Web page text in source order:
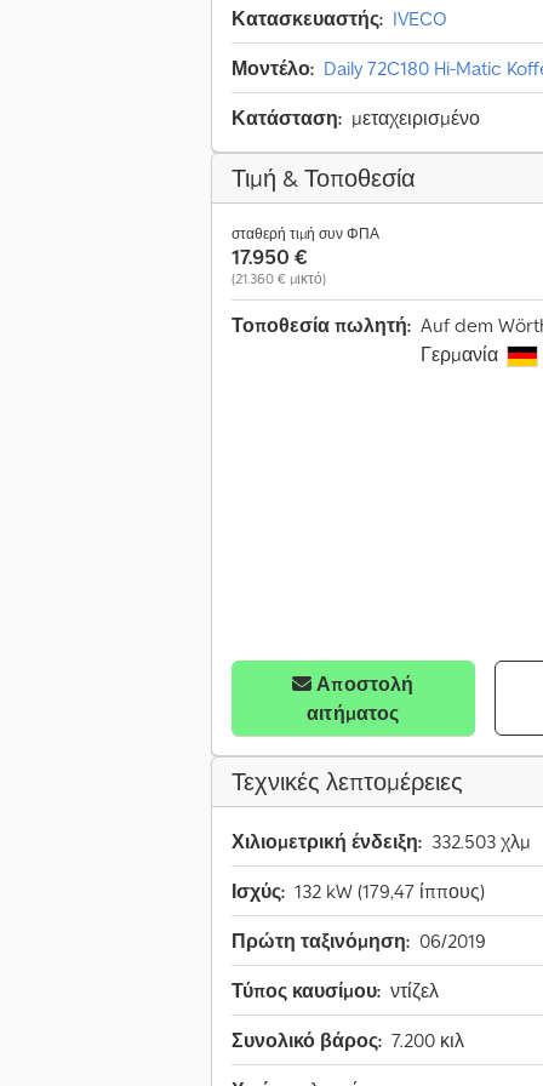
Κατασκευαστής: IVECO
Μοντέλο: Daily 72C180 Hi-Matic
Κατάσταση: μεταχειρισμένο
Τιμή & Τοποθεσία
σταθερή τιμή συν ΦΠΑ
17.950 €
(21.360 € μικτό)
Τοποθεσία πωλητή: Auf dem
Γερμανία
Αποστολή
αιτήματος
Τεχνικές λεπτομέρειες
Χιλιομετρική ένδειξη: 332.503 χλμ
Ισχύς: 132 kW (179,47 ίππους)
Πρώτη ταξινόμηση: 06/2019
Τύπος καυσίμου: ντίζελ
Συνολικό βάρος: 7.200 κιλ